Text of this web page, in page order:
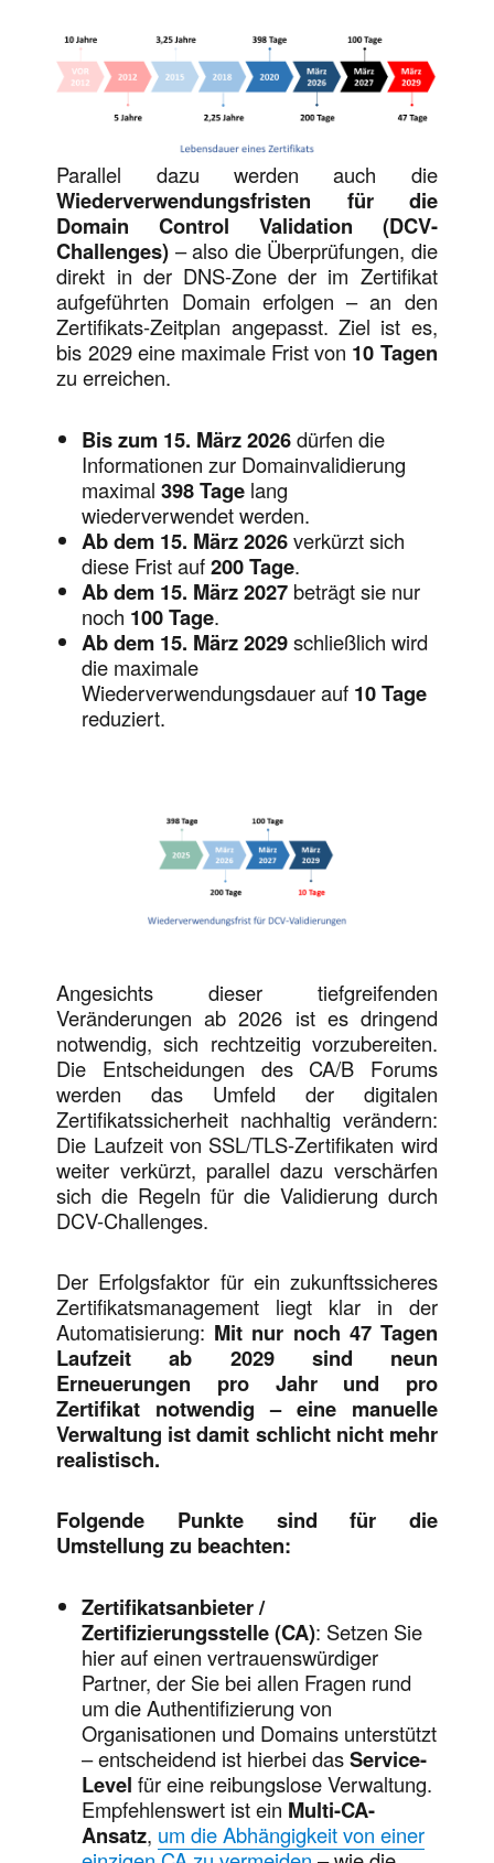
Parallel dazu werden auch die
Wiederverwendungsfristen für die
Domain Control Validation (DCV-
Challenges) – also die Überprüfungen, die
direkt in der DNS-Zone der im Zertifikat
aufgeführten Domain erfolgen – an den
Zertifikats-Zeitplan angepasst. Ziel ist es,
bis 2029 eine maximale Frist von 10 Tagen
zu erreichen.
Bis zum 15. März 2026dürfen die
Informationen zur Domainvalidierung
maximal398 Tage lang
wiederverwendet werden.
Ab dem 15. März 2026verkürzt sich
diese Frist auf200 Tage.
Ab dem 15. März 2027 beträgt sie nur
noch 100 Tage.
Ab dem 15. März 2029schließlich wird
die maximale
Wiederverwendungsdauer auf 10 Tage
reduziert.
Angesichts dieser tiefgreifenden
Veränderungen ab 2026 ist es dringend
notwendig, sich rechtzeitig vorzubereiten.
Die Entscheidungen des CA/B Forums
werden das Umfeld der digitalen
Zertifikatssicherheit nachhaltig verändern:
Die Laufzeit von SSL/TLS-Zertifikaten wird
weiter verkürzt, parallel dazu verschärfen
sich die Regeln für die Validierung durch
DCV-Challenges.
Der Erfolgsfaktor für ein zukunftssicheres
Zertifikatsmanagement liegt klar in der
Automatisierung: Mit nur noch 47 Tagen
Laufzeit ab 2029 sind neun
Erneuerungen pro Jahr und pro
Zertifikat notwendig – eine manuelle
Verwaltung ist damit schlicht nicht mehr
realistisch.
Folgende Punkte sind für die
Umstellung zu beachten:
Zertifikatsanbieter /
Zertifizierungsstelle (CA): Setzen Sie
hier auf einen vertrauenswürdiger
Partner, der Sie bei allen Fragen rund
um die Authentifizierung von
Organisationen und Domains unterstützt
– entscheidend ist hierbei dasService-
Level für eine reibungslose Verwaltung.
Empfehlenswert ist ein Multi-CA-
Ansatz, um die Abhängigkeit von einer